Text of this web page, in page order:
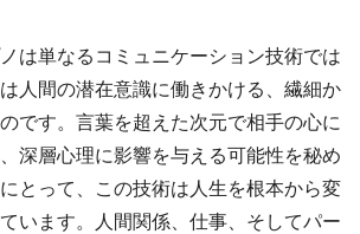
は単なるコミュニケーション技術では
人間の潜在意識に働きかける、繊細か
です。言葉を超えた次元で相手の心に
深層心理に影響を与える可能性を秘め
とって、この技術は人生を根本から変
います。人間関係、仕事、そしてパー